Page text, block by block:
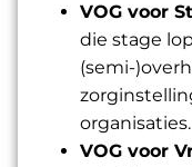
VOG voor
die stage
(semi-
organisaties.
VOG voor